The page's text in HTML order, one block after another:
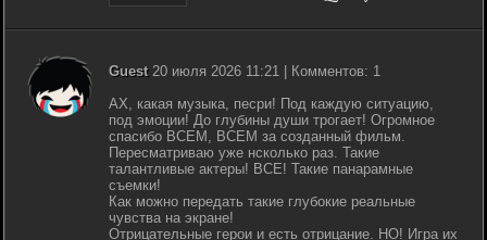
Guest20 июля 2026 11:21 | Комментов: 1
АХ, какая музыка, песри! Под каждую ситуацию,
под эмоции! До глубины души трогает! Огромное
спасибо ВСЕМ, ВСЕМ за созданный фильм.
Пересматриваю уже нсколько раз. Такие
талантливые актеры! ВСЕ! Такие панарамные
съемки!
Как можно передать такие глубокие реальные
чувства на экране!
Отрицательные герои и есть отрицание. НО! Игра их